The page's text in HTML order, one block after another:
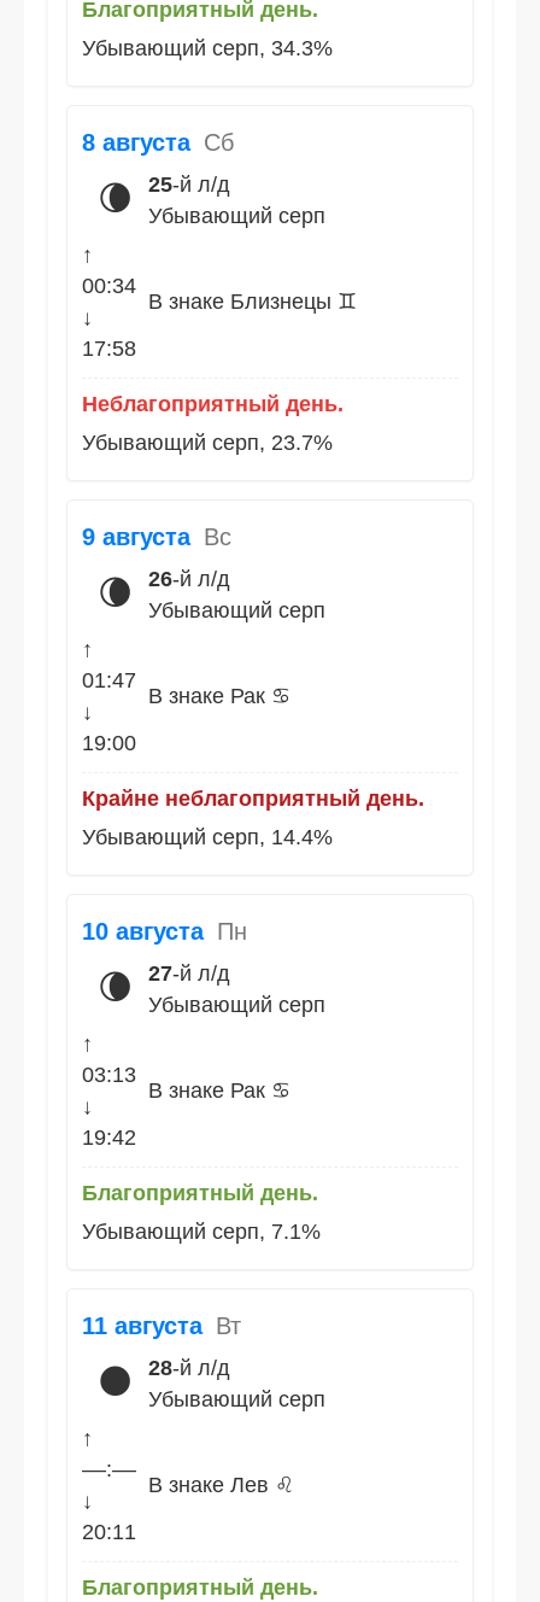
Благоприятный день.
Убывающий серп, 34.3%
8 августа Сб
🌘 25-й л/д
Убывающий серп
↑
00:34
↓
17:58
В знаке Близнецы ♊
Неблагоприятный день.
Убывающий серп, 23.7%
9 августа Вс
🌘 26-й л/д
Убывающий серп
↑
01:47
↓
19:00
В знаке Рак ♋
Крайне неблагоприятный день.
Убывающий серп, 14.4%
10 августа Пн
🌘 27-й л/д
Убывающий серп
↑
03:13
↓
19:42
В знаке Рак ♋
Благоприятный день.
Убывающий серп, 7.1%
11 августа Вт
🌑 28-й л/д
Убывающий серп
↑
––:––
↓
20:11
В знаке Лев ♌
Благоприятный день.